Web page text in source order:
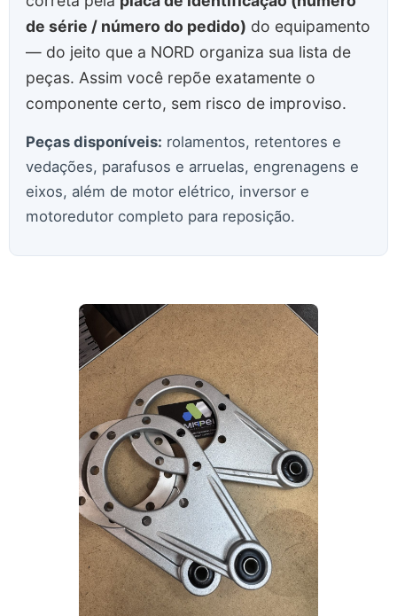
de série / número do pedido) do equipamento
— do jeito que a NORD organiza sua lista de
peças. Assim você repõe exatamente o
componente certo, sem risco de improviso.
Peças disponíveis: rolamentos, retentores e
vedações, parafusos e arruelas, engrenagens e
eixos, além de motor elétrico, inversor e
motoredutor completo para reposição.